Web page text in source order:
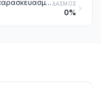
Ένζυμα. Ένζυμα παρασκευασμένα, που δεν κατονομάζονται ούτε περιλαμβάνονται αλλού ΔΑΣΜΌΣ
0%